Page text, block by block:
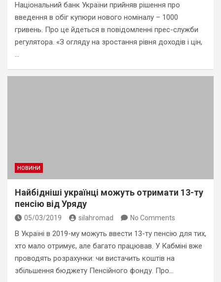
Національний банк України прийняв рішення про
введення в обіг купюри нового номіналу – 1000
гривень. Про це йдеться в повідомленні прес-служби
регулятора. «З огляду на зростання рівня доходів і цін,
…
НОВИНИ
Найбідніші українці можуть отримати 13-ту
пенсію від Уряду
05/03/2019 silahromad No Comments
В Україні в 2019-му можуть ввести 13-ту пенсію для тих,
хто мало отримує, але багато працював. У Кабміні вже
проводять розрахунки: чи вистачить коштів на
збільшення бюджету Пенсійного фонду. Про…